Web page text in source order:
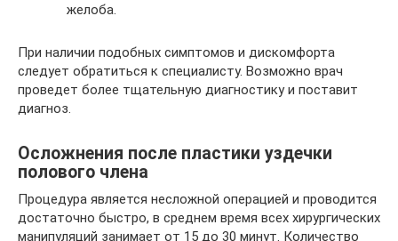
желоба.
При наличии подобных симптомов и дискомфорта
следует обратиться к специалисту. Возможно врач
проведет более тщательную диагностику и поставит
диагноз.
Осложнения после пластики уздечки
полового члена
Процедура является несложной операцией и проводится
достаточно быстро, в среднем время всех хирургических
манипуляций занимает от 15 до 30 минут. Количество